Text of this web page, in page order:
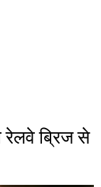
ब्रिज से